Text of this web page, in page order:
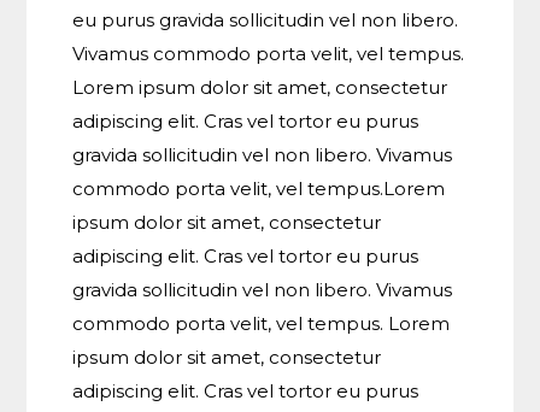
eu purus gravida sollicitudin vel non libero.
Vivamus commodo porta velit, vel tempus.
Lorem ipsum dolor sit amet, consectetur
adipiscing elit. Cras vel tortor eu purus
gravida sollicitudin vel non libero. Vivamus
commodo porta velit, vel tempus.Lorem
ipsum dolor sit amet, consectetur
adipiscing elit. Cras vel tortor eu purus
gravida sollicitudin vel non libero. Vivamus
commodo porta velit, vel tempus. Lorem
ipsum dolor sit amet, consectetur
adipiscing elit. Cras vel tortor eu purus